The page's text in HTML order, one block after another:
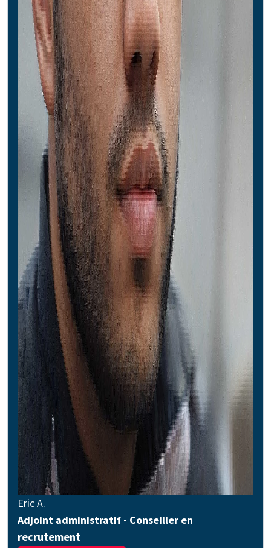
Eric A.
Adjoint administratif - Conseiller en
recrutement